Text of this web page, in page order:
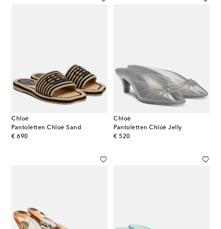
Chloé
Pantoletten Chloé Sand
€ 690
original price
Chloé
Pantoletten Chloé Jelly
€ 520
original price